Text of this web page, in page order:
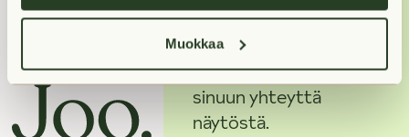
Muokkaa
Jos haluat nähdä
asunnon, varaa se
ensin, niin otamme
sinuun yhteyttä
näytöstä.